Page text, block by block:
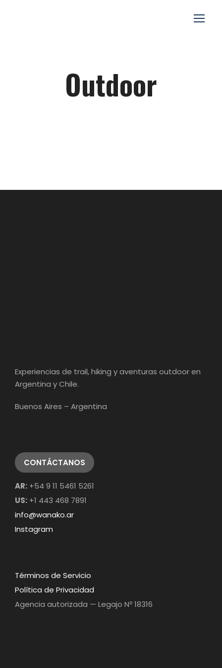
Outdoor
Experiencias de trail, hiking y aventuras outdoor en
Argentina y Chile.
Buenos Aires – Argentina
CONTÁCTANOS
AR: +54 9 11 5461 5261
US: +1 443 468 7891
info@wanako.ar
Instagram
Términos de Servicio
Política de Privacidad
Agencia autorizada — Legajo Nº 18316